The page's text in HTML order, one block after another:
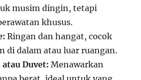
musim dingin, tetapi
khusus.
Ringan dan hangat, cocok
di dalam atau luar ruangan.
Duvet: Menawarkan